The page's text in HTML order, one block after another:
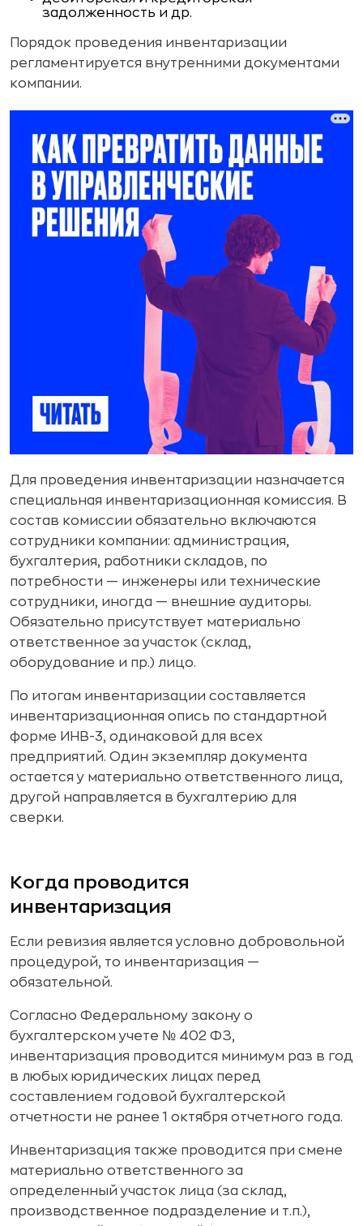
задолженность и др.
Порядок проведения инвентаризации
регламентируется внутренними документами
компании.
Для проведения инвентаризации назначается
специальная инвентаризационная комиссия. В
состав комиссии обязательно включаются
сотрудники компании: администрация,
бухгалтерия, работники складов, по
потребности — инженеры или технические
сотрудники, иногда — внешние аудиторы.
Обязательно присутствует материально
ответственное за участок (склад,
оборудование и пр.) лицо.
По итогам инвентаризации составляется
инвентаризационная опись по стандартной
форме ИНВ-3, одинаковой для всех
предприятий. Один экземпляр документа
остается у материально ответственного лица,
другой направляется в бухгалтерию для
сверки.
Когда проводится
инвентаризация
Если ревизия является условно добровольной
процедурой, то инвентаризация —
обязательной.
Согласно Федеральному закону о
бухгалтерском учете № 402 ФЗ,
инвентаризация проводится минимум раз в год
в любых юридических лицах перед
составлением годовой бухгалтерской
отчетности не ранее 1 октября отчетного года.
Инвентаризация также проводится при смене
материально ответственного за
определенный участок лица (за склад,
производственное подразделение и т.п.),